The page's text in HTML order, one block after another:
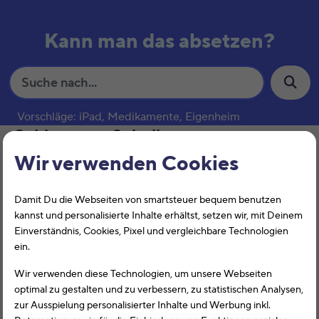
Wir verwenden Cookies
Damit Du die Webseiten von smartsteuer bequem benutzen
kannst und personalisierte Inhalte erhältst, setzen wir, mit Deinem
Einverständnis, Cookies, Pixel und vergleichbare Technologien
ein.
Wir verwenden diese Technologien, um unsere Webseiten
optimal zu gestalten und zu verbessern, zu statistischen Analysen,
zur Ausspielung personalisierter Inhalte und Werbung inkl.
Kann man das absetzen?
S
u
h
Vorschläge: iPad, Medikamente, Eigenheim
Schlagwort:Schulbus
Schulgeld
Sie können das Schulgeld bei den